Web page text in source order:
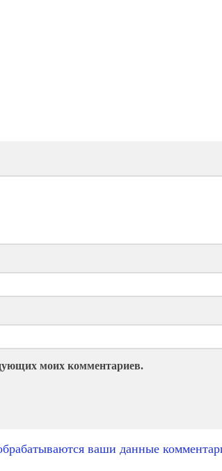
моих комментариев.
ваши данные